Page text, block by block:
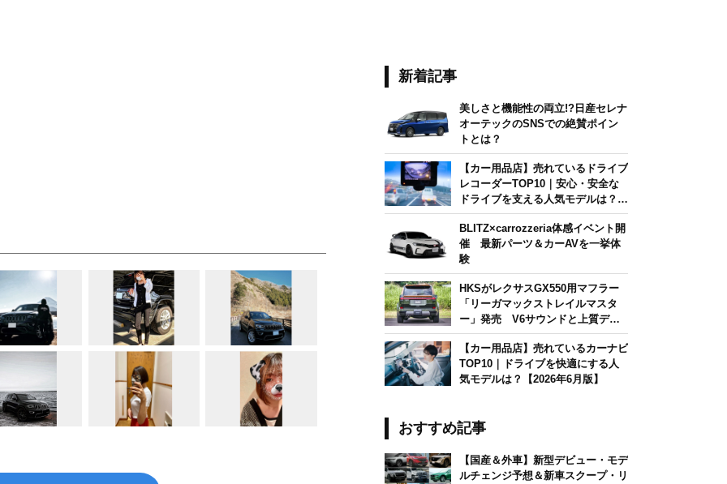
新着記事
美しさと機能性の両立!?日産セレナ
オーテックのSNSでの絶賛ポイン
トとは？
【カー用品店】売れているドライブ
レコーダーTOP10｜安心・安全な
ドライブを支える人気モデルは？
【2026年6月版】
BLITZ×carrozzeria体感イベント開
催 最新パーツ＆カーAVを一挙体
験
HKSがレクサスGX550用マフラー
「リーガマックストレイルマスタ
ー」発売 V6サウンドと上質デザ
インを両立
【カー用品店】売れているカーナビ
TOP10｜ドライブを快適にする人
気モデルは？【2026年6月版】
おすすめ記事
【国産＆外車】新型デビュー・モデ
ルチェンジ予想＆新車スクープ・リ